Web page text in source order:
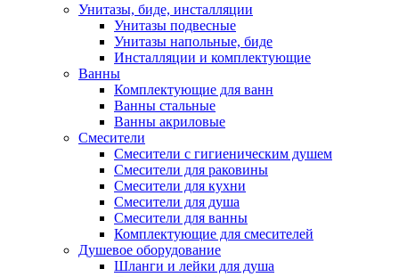
Унитазы, биде, инсталляции
Унитазы подвесные
Унитазы напольные, биде
Инсталляции и комплектующие
Ванны
Комплектующие для ванн
Ванны стальные
Ванны акриловые
Смесители
Смесители с гигиеническим душем
Смесители для раковины
Смесители для кухни
Смесители для душа
Смесители для ванны
Комплектующие для смесителей
Душевое оборудование
Шланги и лейки для душа